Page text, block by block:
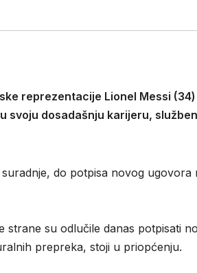
reprezentacije Lionel Messi (34)
svoju dosadašnju karijeru,
do potpisa novog ugovora
strane su odlučile danas potpisati
prepreka, stoji u priopćenju.